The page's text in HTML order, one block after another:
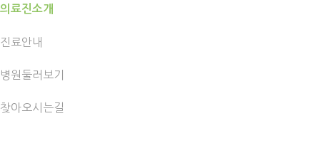
의료진소개
진료안내
병원둘러보기
찾아오시는길